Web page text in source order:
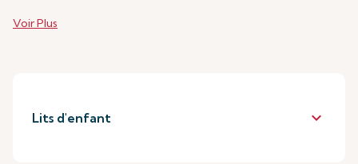
Voir Plus
Lits d'enfant keyboard_arrow_down